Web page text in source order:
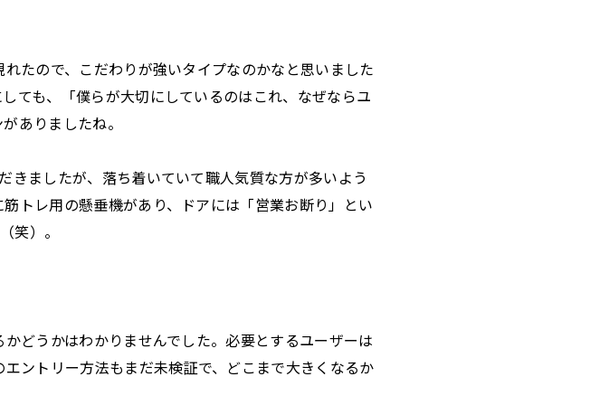
たので、こだわりが強いタイプなのかなと思いました
ても、「僕らが大切にしているのはこれ、なぜならユ
ありましたね。
ましたが、落ち着いていて職人気質な方が多いよう
トレ用の懸垂機があり、ドアには「営業お断り」とい
笑）。
どうかはわかりませんでした。必要とするユーザーは
ントリー方法もまだ未検証で、どこまで大きくなるか